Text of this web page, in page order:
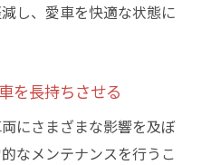
し、愛車を快適な状態に
を長持ちさせる
にさまざまな影響を及ぼ
なメンテナンスを行うこ